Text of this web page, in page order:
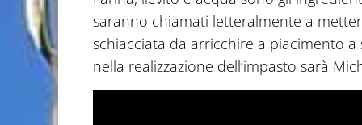
saranno chiamati letteralmente a
schiacciata da arricchire a piacimento
nella realizzazione dell’impasto sarà